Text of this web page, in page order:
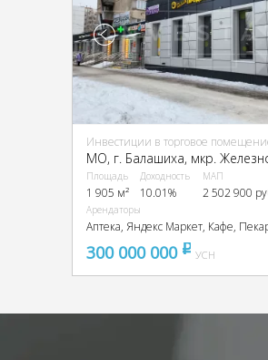
Инвестиции в торговое
Площадь
1 905 м²
Доходность
10.01%
МАП
2 502 900
Арендаторы
300 000 000 pуб
УСН